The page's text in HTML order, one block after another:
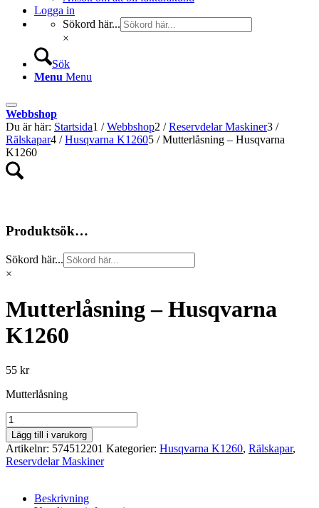
Logga in
Sökord här...
×
Sök
Menu Menu
Webbshop
Du är här: Startsida1 / Webbshop2 / Reservdelar Maskiner3 /
Rälskapar4 / Husqvarna K12605 / Mutterlåsning – Husqvarna
K1260
Produktsök…
Sökord här...
×
Mutterlåsning – Husqvarna
K1260
55 kr
Mutterlåsning
Mutterlåsning
-
Husqvarna
K1260
mängd
Lägg till i varukorg
Artikelnr: 574512201 Kategorier: Husqvarna K1260, Rälskapar,
Reservdelar Maskiner
Beskrivning